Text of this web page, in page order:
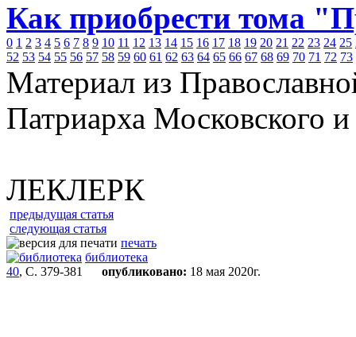
Как приобрести тома
0 1 2 3 4 5 6 7 8 9 10 11 12 13 14 15 16 17 18 19 20 21 22 23 24 25
52 53 54 55 56 57 58 59 60 61 62 63 64 65 66 67 68 69 70 71 72 73
Материал из
Патриарха Московского
ЛЕКЛЕРК
предыдущая статья
следующая статья
печать
библиотека
40, С. 379-381 опубликовано: 18 мая 2020г.